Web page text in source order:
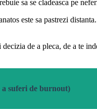
sa se cladeasca pe
este sa pastrezi
de a pleca, de a te
a suferi de burnout)